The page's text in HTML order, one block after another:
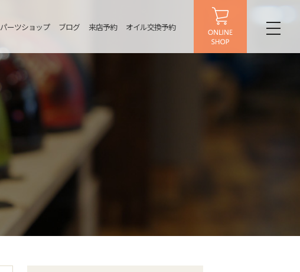
パーツショップ ブログ 来店予約 オイル交換予約